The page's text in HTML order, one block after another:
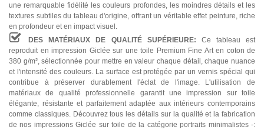
une remarquable fidélité les couleurs profondes, les moindres détails et les
textures subtiles du tableau d'origine, offrant un véritable effet peinture, riche
en profondeur et en impact visuel.
DES MATÉRIAUX DE QUALITÉ SUPÉRIEURE: Ce tableau est
reproduit en impression Giclée sur une toile Premium Fine Art en coton de
380 g/m², sélectionnée pour mettre en valeur chaque détail, chaque nuance
et l'intensité des couleurs. La surface est protégée par un vernis spécial qui
contribue à préserver durablement l'éclat de l'image. L'utilisation de
matériaux de qualité professionnelle garantit une impression sur toile
élégante, résistante et parfaitement adaptée aux intérieurs contemporains
comme classiques. Découvrez tous les détails sur la qualité et la fabrication
de nos impressions Giclée sur toile de la catégorie portraits minimalistes -: